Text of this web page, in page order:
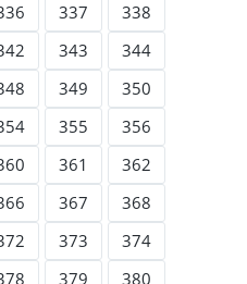
337
338
343
344
349
350
355
356
361
362
367
368
373
374
379 380